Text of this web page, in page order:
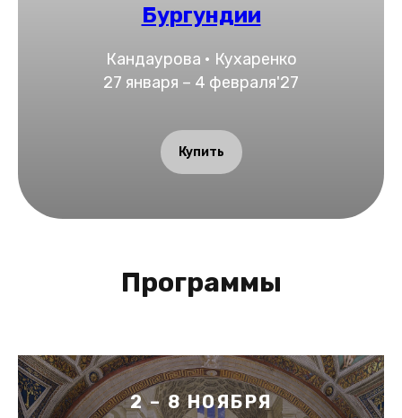
Бургундии
Кандаурова • Кухаренко
27 января – 4 февраля'27
Купить
Программы
2 – 8 НОЯБРЯ